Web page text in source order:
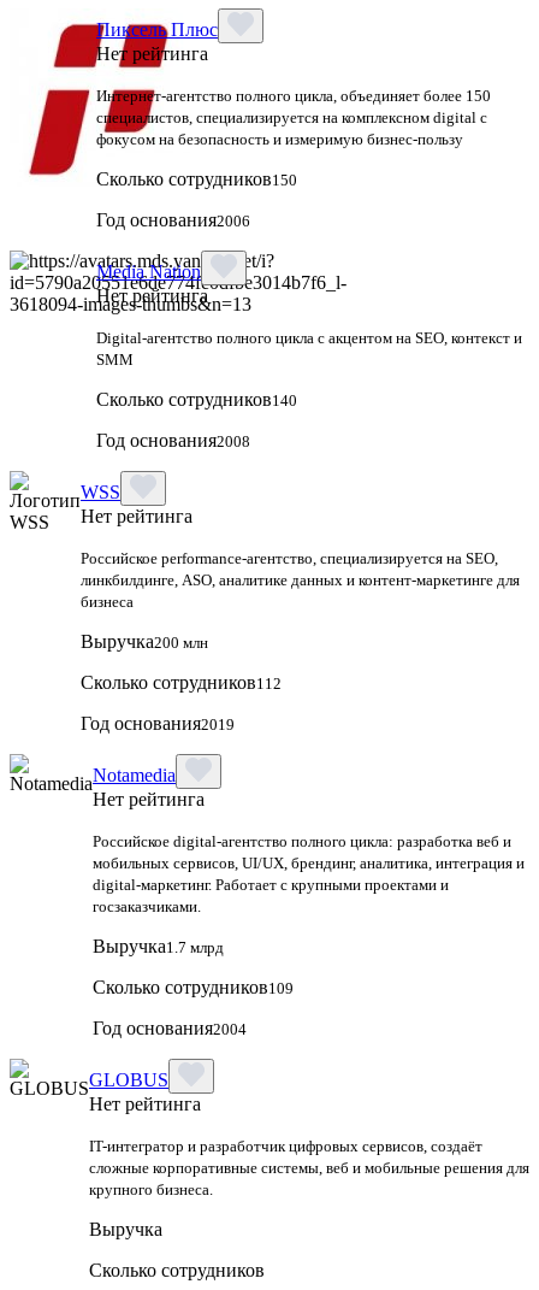
Пиксель Плюс
Нет рейтинга
Интернет-агентство полного цикла, объединяет более 150
специалистов, специализируется на комплексном digital с
фокусом на безопасность и измеримую бизнес-пользу
Сколько сотрудников150
Год основания2006
Media Nation
Нет рейтинга
Digital-агентство полного цикла с акцентом на SEO, контекст и
SMM
Сколько сотрудников140
Год основания2008
WSS
Нет рейтинга
Российское performance-агентство, специализируется на SEO,
линкбилдинге, ASO, аналитике данных и контент-маркетинге для
бизнеса
Выручка200 млн
Сколько сотрудников112
Год основания2019
Notamedia
Нет рейтинга
Российское digital-агентство полного цикла: разработка веб и
мобильных сервисов, UI/UX, брендинг, аналитика, интеграция и
digital-маркетинг. Работает с крупными проектами и
госзаказчиками.
Выручка1.7 млрд
Сколько сотрудников109
Год основания2004
GLOBUS
Нет рейтинга
IT-интегратор и разработчик цифровых сервисов, создаёт
сложные корпоративные системы, веб и мобильные решения для
крупного бизнеса.
Выручка
Сколько сотрудников